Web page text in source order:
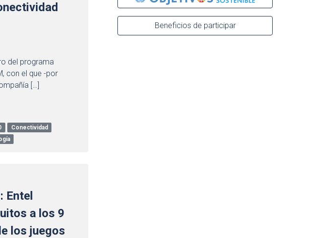
del programa
con el que -por
[…]
Conectividad
Entel
a los 9
los juegos
Beneficios de participar